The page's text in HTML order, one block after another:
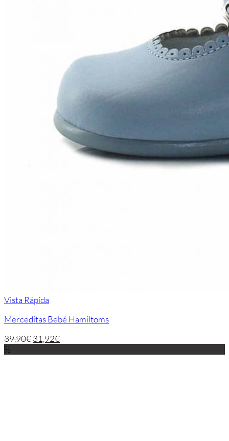
Vista Rápida
Merceditas Bebé Hamiltoms
39,90€31,92€
%